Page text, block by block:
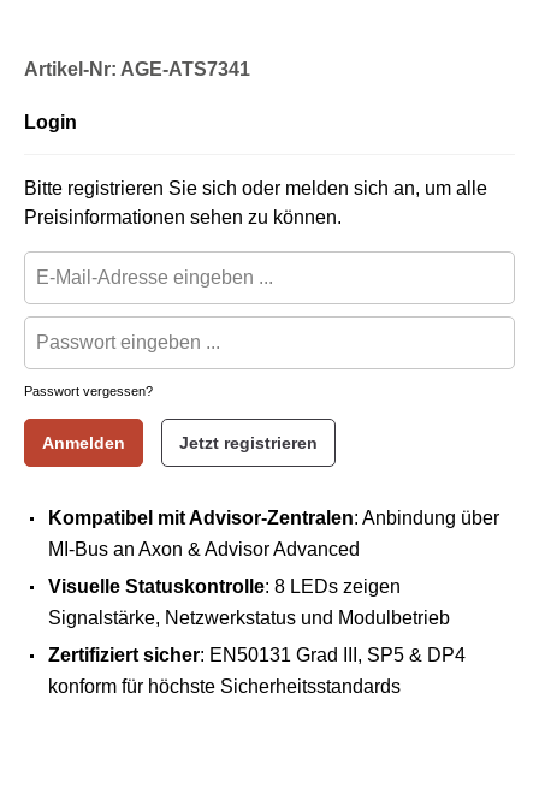
Artikel-Nr: AGE-ATS7341
Login
Bitte registrieren Sie sich oder melden sich an, um alle
Preisinformationen sehen zu können.
Passwort vergessen?
Anmelden Jetzt registrieren
Kompatibel mit Advisor-Zentralen: Anbindung über
MI-Bus an Axon & Advisor Advanced
Visuelle Statuskontrolle: 8 LEDs zeigen
Signalstärke, Netzwerkstatus und Modulbetrieb
Zertifiziert sicher: EN50131 Grad III, SP5 & DP4
konform für höchste Sicherheitsstandards